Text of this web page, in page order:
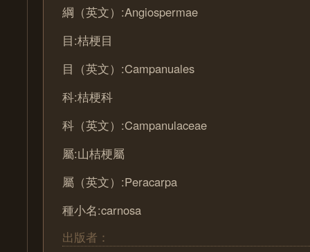
綱（英文）:Angiospermae
目:桔梗目
目（英文）:Campanuales
科:桔梗科
科（英文）:Campanulaceae
屬:山桔梗屬
屬（英文）:Peracarpa
種小名:carnosa
出版者：